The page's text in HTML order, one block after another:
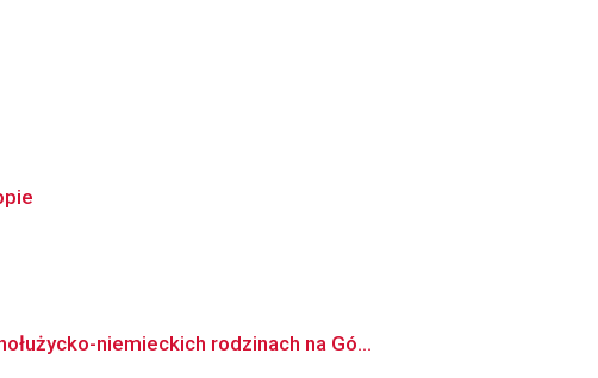
niemieckich rodzinach na Gó...